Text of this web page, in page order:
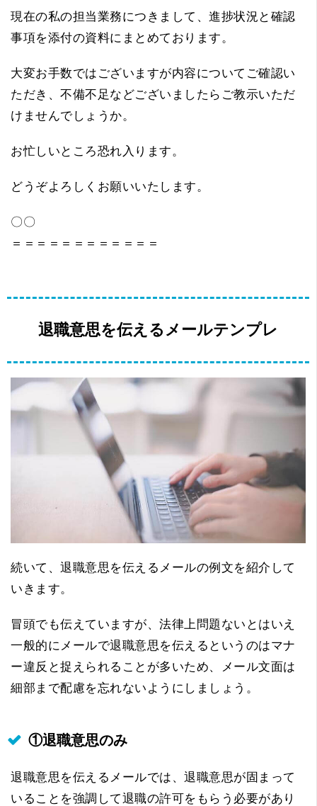
現在の私の担当業務につきまして、進捗状況と確認
事項を添付の資料にまとめております。
大変お手数ではございますが内容についてご確認い
ただき、不備不足などございましたらご教示いただ
けませんでしょうか。
お忙しいところ恐れ入ります。
どうぞよろしくお願いいたします。
〇〇
＝＝＝＝＝＝＝＝＝＝＝＝
退職意思を伝えるメールテンプレ
続いて、退職意思を伝えるメールの例文を紹介して
いきます。
冒頭でも伝えていますが、法律上問題ないとはいえ
一般的にメールで退職意思を伝えるというのはマナ
ー違反と捉えられることが多いため、メール文面は
細部まで配慮を忘れないようにしましょう。
①退職意思のみ
退職意思を伝えるメールでは、退職意思が固まって
いることを強調して退職の許可をもらう必要があり